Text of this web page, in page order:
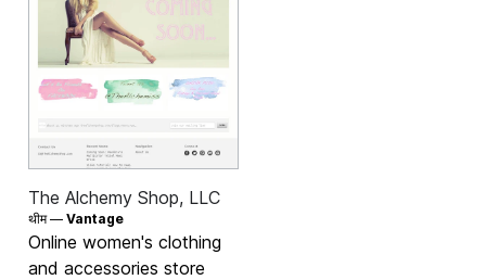
The Alchemy Shop, LLC
थीम —Vantage
Online women's clothing
and accessories store